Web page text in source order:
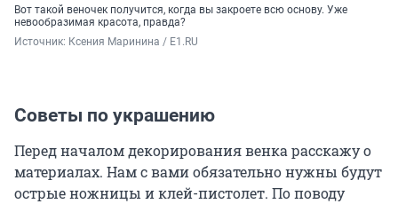
Вот такой веночек получится, когда вы закроете всю основу. Уже
невообразимая красота, правда?
Источник: Ксения Маринина / E1.RU
Советы по украшению
Перед началом декорирования венка расскажу о
материалах. Нам с вами обязательно нужны будут
острые ножницы и клей-пистолет. По поводу